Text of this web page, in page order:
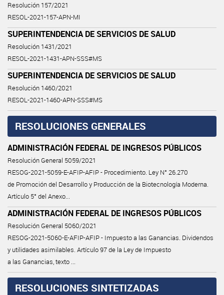
Resolución 157/2021
RESOL-2021-157-APN-MI
SUPERINTENDENCIA DE SERVICIOS DE SALUD
Resolución 1431/2021
RESOL-2021-1431-APN-SSS#MS
SUPERINTENDENCIA DE SERVICIOS DE SALUD
Resolución 1460/2021
RESOL-2021-1460-APN-SSS#MS
RESOLUCIONES GENERALES
ADMINISTRACIÓN FEDERAL DE INGRESOS PÚBLICOS
Resolución General 5059/2021
RESOG-2021-5059-E-AFIP-AFIP - Procedimiento. Ley N° 26.270
de Promoción del Desarrollo y Producción de la Biotecnología Moderna.
Artículo 5° del Anexo...
ADMINISTRACIÓN FEDERAL DE INGRESOS PÚBLICOS
Resolución General 5060/2021
RESOG-2021-5060-E-AFIP-AFIP - Impuesto a las Ganancias. Dividendos
y utilidades asimilables. Artículo 97 de la Ley de Impuesto
a las Ganancias, texto ...
RESOLUCIONES SINTETIZADAS